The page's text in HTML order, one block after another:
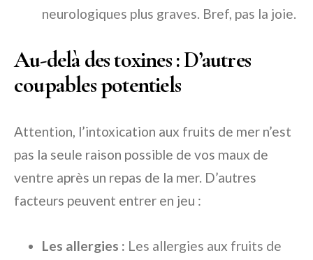
neurologiques plus graves. Bref, pas la joie.
Au-delà des toxines : D’autres
coupables potentiels
Attention, l’intoxication aux fruits de mer n’est
pas la seule raison possible de vos maux de
ventre après un repas de la mer. D’autres
facteurs peuvent entrer en jeu :
Les allergies : Les allergies aux fruits de